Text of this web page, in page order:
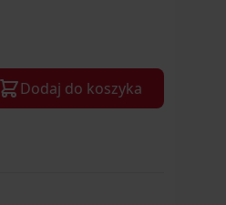
Dodaj do koszyka